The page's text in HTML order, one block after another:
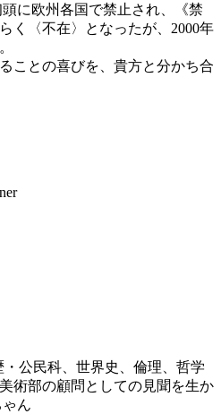
に欧州各国で禁止され、《禁
く〈不在〉となったが、2000年
ことの喜びを、貴方と分かち合
公民科、世界史、倫理、哲学
術部の顧問としての見聞を生か
ん